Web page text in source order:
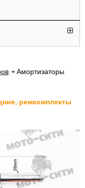
Амортизаторы
ремкомплекты